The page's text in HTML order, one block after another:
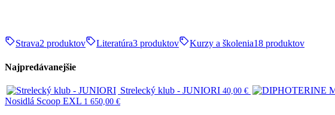
Strava2 produktov Literatúra3 produktov Kurzy a školenia18 produktov
Najpredávanejšie
Strelecký klub - JUNIORI 40,00 €
Nosidlá Scoop EXL 1 650,00 €